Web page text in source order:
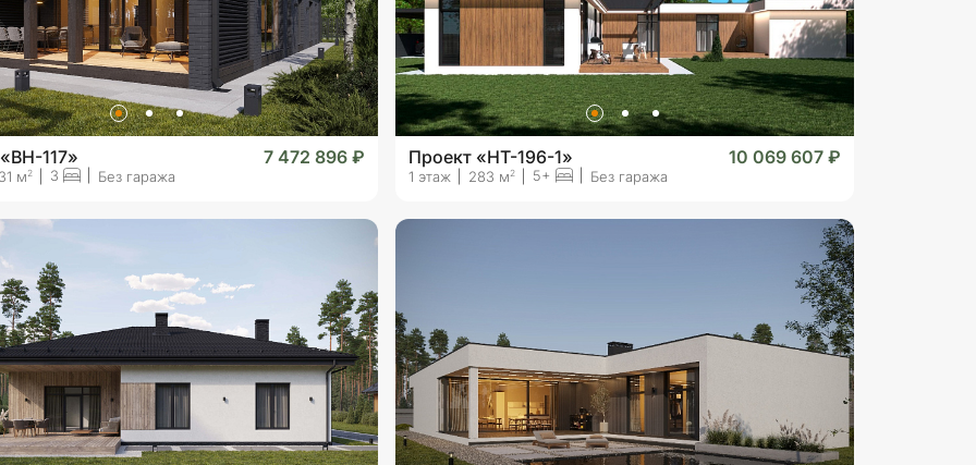
117» 7 472 896 ₽
м2 3 Без гаража
Проект «HT-196-1» 10 069 607 ₽
1 этаж 283 м2 5+ Без гаража